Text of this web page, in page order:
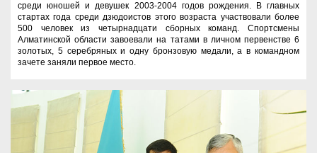
среди юношей и девушек 2003-2004 годов рождения. В главных
стартах года среди дзюдоистов этого возраста участвовали более
500 человек из четырнадцати сборных команд. Спортсмены
Алматинской области завоевали на татами в личном первенстве 6
золотых, 5 серебряных и одну бронзовую медали, а в командном
зачете заняли первое место.